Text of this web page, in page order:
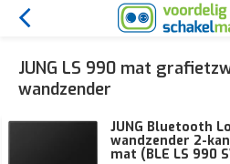
JUNG LS 990 mat
wandzender
JUNG Bluetooth
wandzender 2-
mat (BLE LS 990